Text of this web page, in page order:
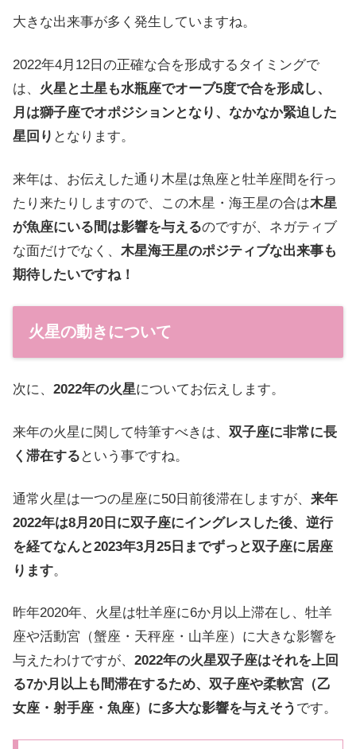
大きな出来事が多く発生していますね。
2022年4月12日の正確な合を形成するタイミングで
は、 火星と土星も水瓶座でオーブ5度で合を形成し、
月は獅子座でオポジションとなり、なかなか緊迫した
星回り となります。
来年は、お伝えした通り木星は魚座と牡羊座間を行っ
たり来たりしますので、この木星・海王星の合は木星
が魚座にいる間は影響を与えるのですが、ネガティブ
な面だけでなく、 木星海王星のポジティブな出来事も
期待したいですね！
火星の動きについて
次に、 2022年の火星についてお伝えします。
来年の火星に関して特筆すべきは、 双子座に非常に長
く滞在する という事ですね。
通常火星は一つの星座に50日前後滞在しますが、 来年
2022年は8月20日に双子座にイングレスした後、逆行
を経てなんと2023年3月25日までずっと双子座に居座
ります。
昨年2020年、火星は牡羊座に6か月以上滞在し、牡羊
座や活動宮（蟹座・天秤座・山羊座）に大きな影響を
与えたわけですが、 2022年の火星双子座はそれを上回
る7か月以上も間滞在するため、双子座や柔軟宮（乙
女座・射手座・魚座）に多大な影響を与えそう です。